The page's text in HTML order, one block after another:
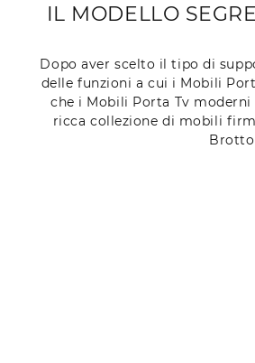
IL MODELLO
Dopo aver scelto il tipo di
delle funzioni a cui i Mobili
che i Mobili Porta Tv
ricca collezione di mobili
Brotto